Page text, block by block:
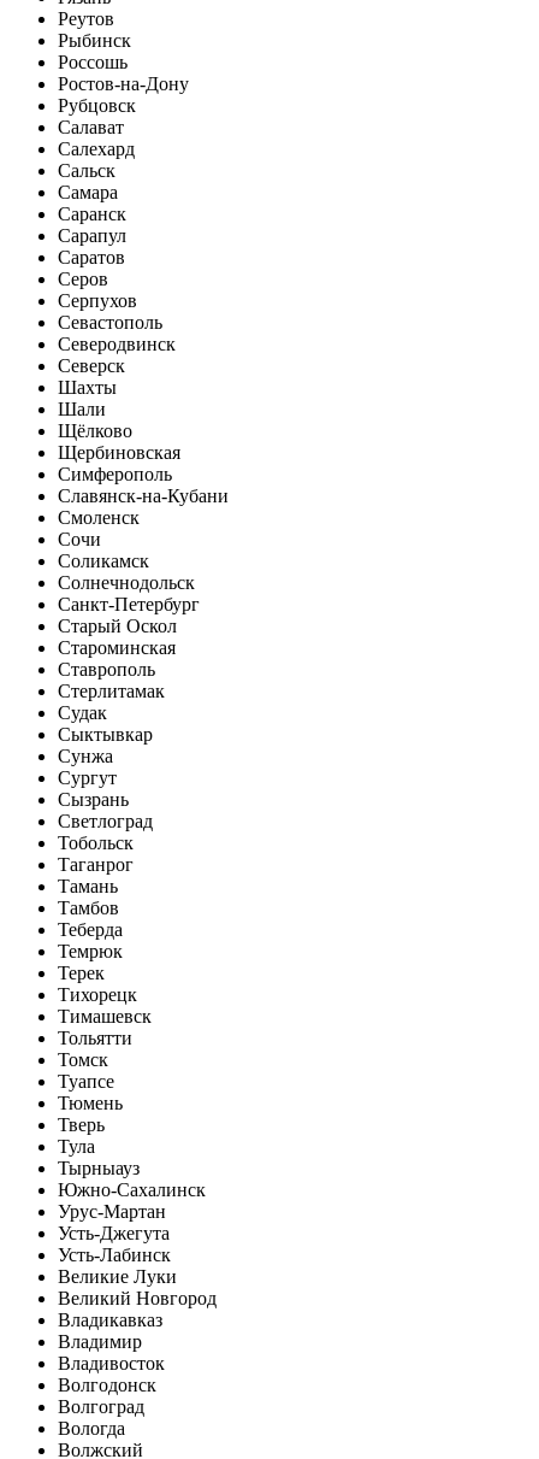
Реутов
Рыбинск
Россошь
Ростов-на-Дону
Рубцовск
Салават
Салехард
Сальск
Самара
Саранск
Сарапул
Саратов
Серов
Серпухов
Севастополь
Северодвинск
Северск
Шахты
Шали
Щёлково
Щербиновская
Симферополь
Славянск-на-Кубани
Смоленск
Сочи
Соликамск
Солнечнодольск
Санкт-Петербург
Старый Оскол
Староминская
Ставрополь
Стерлитамак
Судак
Сыктывкар
Сунжа
Сургут
Сызрань
Светлоград
Тобольск
Таганрог
Тамань
Тамбов
Теберда
Темрюк
Терек
Тихорецк
Тимашевск
Тольятти
Томск
Туапсе
Тюмень
Тверь
Тула
Тырныауз
Южно-Сахалинск
Урус-Мартан
Усть-Джегута
Усть-Лабинск
Великие Луки
Великий Новгород
Владикавказ
Владимир
Владивосток
Волгодонск
Волгоград
Вологда
Волжский